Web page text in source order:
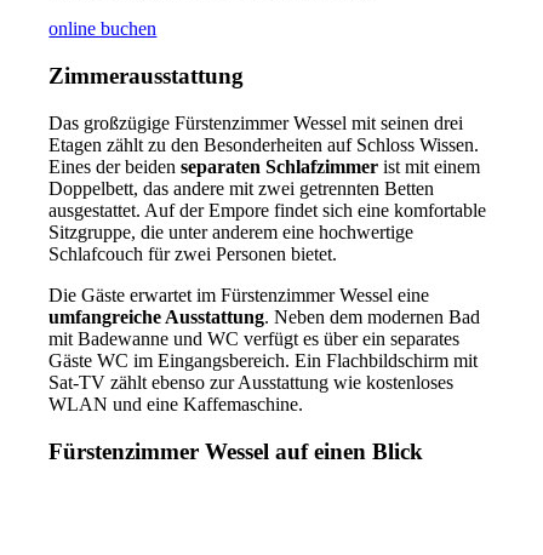
online buchen
Zimmerausstattung
Das großzügige Fürstenzimmer Wessel mit seinen drei
Etagen zählt zu den Besonderheiten auf Schloss Wissen.
Eines der beidenseparaten Schlafzimmer ist mit einem
Doppelbett, das andere mit zwei getrennten Betten
ausgestattet. Auf der Empore findet sich eine komfortable
Sitzgruppe, die unter anderem eine hochwertige
Schlafcouch für zwei Personen bietet.
Die Gäste erwartet im Fürstenzimmer Wessel eine
umfangreiche Ausstattung. Neben dem modernen Bad
mit Badewanne und WC verfügt es über ein separates
Gäste WC im Eingangsbereich. Ein Flachbildschirm mit
Sat-TV zählt ebenso zur Ausstattung wie kostenloses
WLAN und eine Kaffemaschine.
Fürstenzimmer Wessel auf einen Blick